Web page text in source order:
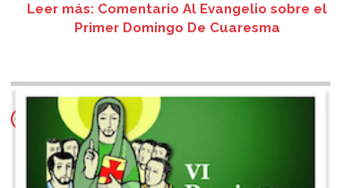
Leer más: Comentario Al Evangelio sobre el
Primer Domingo De Cuaresma